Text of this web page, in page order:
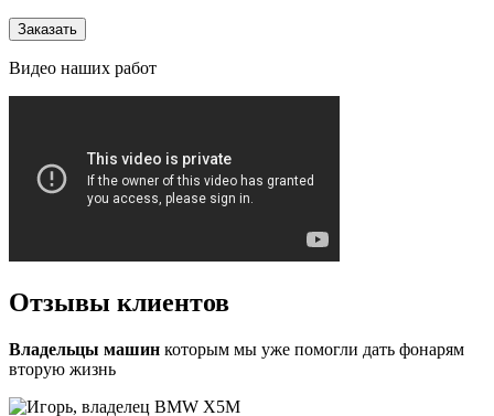
Видео наших работ
Отзывы клиентов
Владельцы машин которым мы уже помогли дать фонарям
вторую жизнь